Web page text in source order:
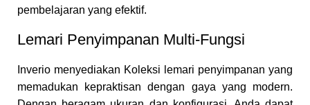
pembelajaran yang efektif.
Lemari Penyimpanan Multi-Fungsi
Inverio menyediakan Koleksi lemari penyimpanan yang
memadukan kepraktisan dengan gaya yang modern.